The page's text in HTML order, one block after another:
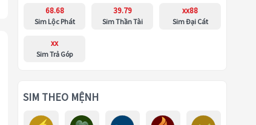
68.68
Sim Lộc Phát
39.79
Sim Thần Tài
xx88
Sim Đại Cát
xx
Sim Trả Góp
SIM THEO MỆNH